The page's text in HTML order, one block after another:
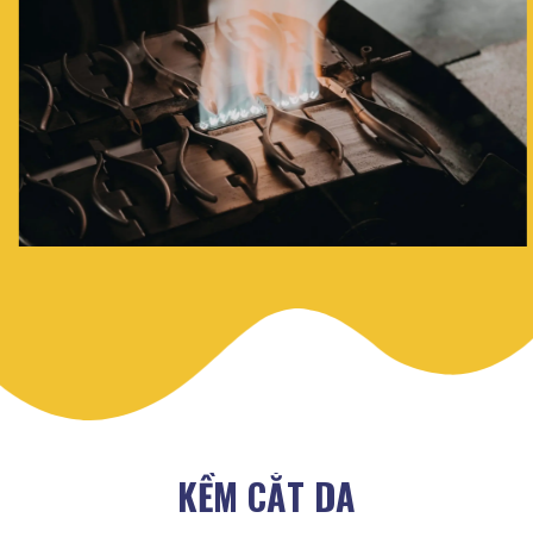
KỀM CẮT DA